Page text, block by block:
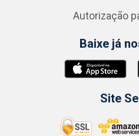
Autorização
Baixe já
Site